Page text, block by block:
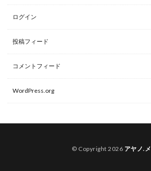
ログイン
投稿フィード
コメントフィード
WordPress.org
© Copyright 2026 アヤノ.メ